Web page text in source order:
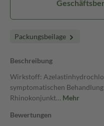
Packungsbeilage
Beschreibung
Wirkstoff:
symptomatischen
Rhinokonjunkt… Mehr
Bewertungen